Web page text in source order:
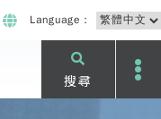
Language：
搜尋